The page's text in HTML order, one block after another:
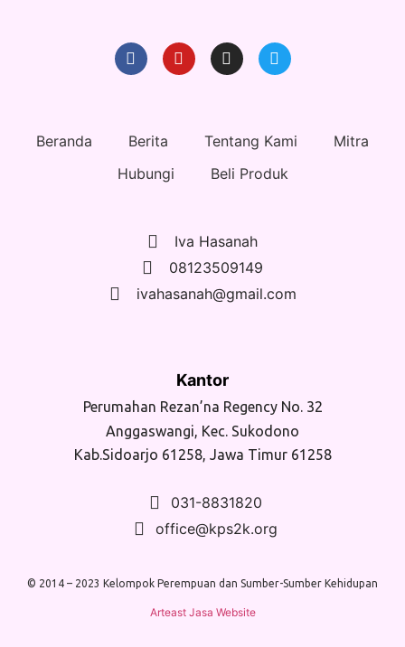
Beranda Berita Tentang Kami
Mitra
Hubungi
Beli Produk
Iva Hasanah
08123509149
ivahasanah@gmail.com
Kantor
Perumahan Rezan’na Regency No. 32
Anggaswangi, Kec. Sukodono
Kab.Sidoarjo 61258, Jawa Timur 61258
031-8831820
office@kps2k.org
© 2014 – 2023 Kelompok Perempuan dan Sumber-Sumber Kehidupan
Arteast Jasa Website